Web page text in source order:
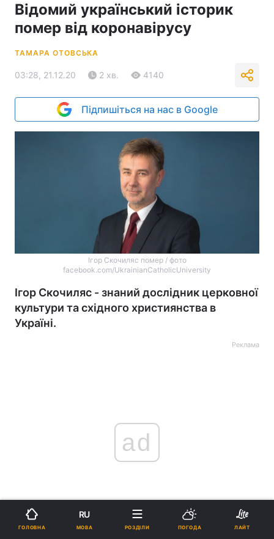
Відомий український історик
помер від коронавірусу
ТАМАРА ОТОВСЬКА
03:28, 21.12.20 2 хв. 4140
Підпишіться на нас в Google
Ігор Скочиляс помер / фото
facebook.com/UkrainianCatholicUniversity
Ігор Скочиляс - знаний дослідник церковної
культури та східного християнства в
Україні.
Реклама
ad
В неділю у Львові від ускладнень коронавірусної
ГОЛОВНА
RU
МОВА РОЗДІЛИ ПОГОДА ЛАЙТ